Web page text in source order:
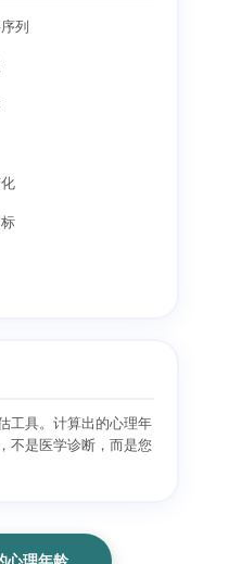
列
工具。计算出的心理年
不是医学诊断，而是您